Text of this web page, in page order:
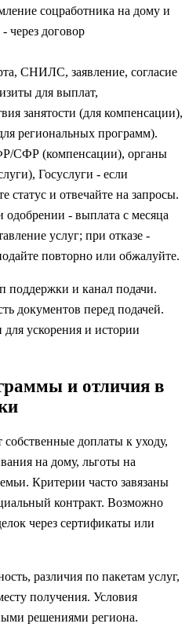
соцработника на дому и
договор
СНИЛС, заявление, согласие
для выплат,
занятости (для компенсации),
региональных программ).
СФР (компенсации), органы
Госуслуги - если
статус и отвечайте на запросы.
- выплата с месяца
услуг; при отказе -
повторно или обжалуйте.
поддержки и канал подачи.
документов перед подачей.
для ускорения и истории
и отличия в
доплаты к уходу,
на дому, льготы на
Критерии часто завязаны
контракт. Возможно
через сертификаты или
различия по пакетам услуг,
получения. Условия
решениями региона.